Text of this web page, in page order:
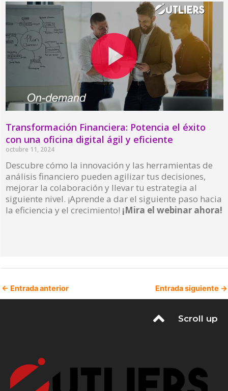
Transformación Financiera: Potencia el éxito
con una oficina digital ágil y eficiente
octubre 11, 2024
Descubre cómo la innovación y las herramientas de
análisis financiero pueden agilizar tus decisiones,
mejorar la colaboración y llevar tu estrategia al
siguiente nivel. ¡Aprende a dar el siguiente paso hacia
la eficiencia y el crecimiento! ¡Mira el webinar ahora!
← Entrada anterior Entrada siguiente →
Scroll up